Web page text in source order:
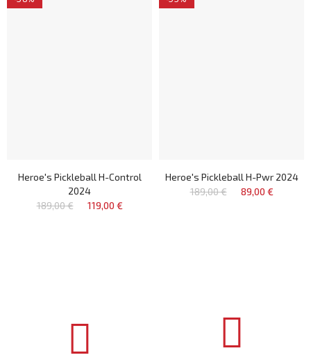
Heroe's Pickleball H-Control
2024
189,00 €
119,00 €
Heroe's Pickleball H-Pwr 2024
189,00 €
89,00 €